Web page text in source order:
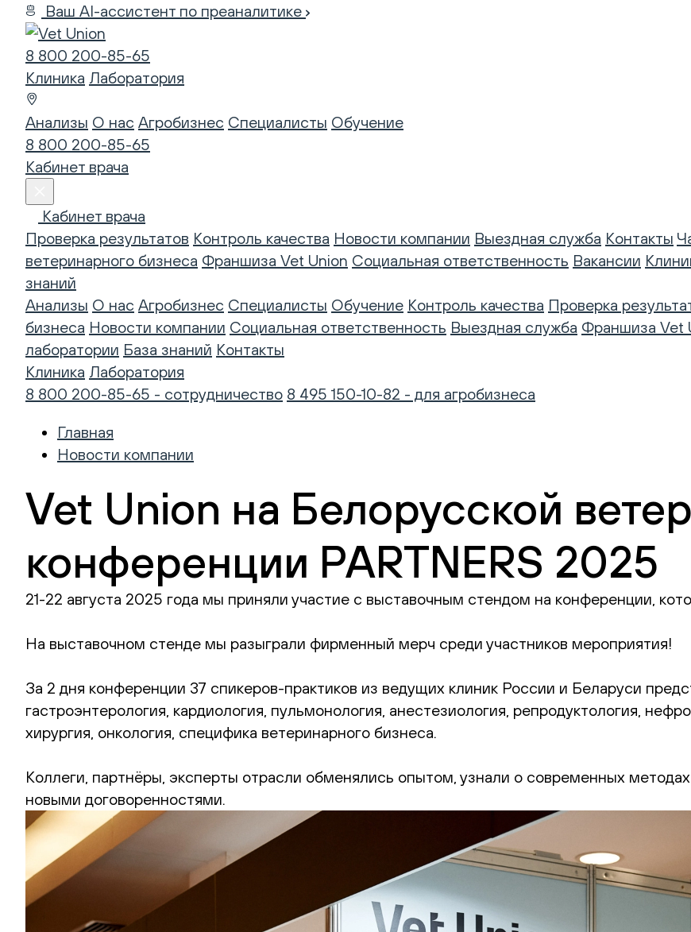
Ваш AI-ассистент по преаналитике
8 800 200-85-65
Клиника Лаборатория
Анализы О нас Агробизнес Специалисты Обучение
8 800 200-85-65
Кабинет врача
Кабинет врача
Проверка результатов Контроль качества Новости компании Выездная служба Контакты
ветеринарного бизнеса Франшиза Vet Union Социальная ответственность Вакансии
знаний
Анализы О нас Агробизнес Специалисты Обучение Контроль качества Проверка
бизнеса Новости компании Социальная ответственность Выездная служба Франшиза Vet
лаборатории База знаний Контакты
Клиника Лаборатория
8 800 200-85-65 - сотрудничество 8 495 150-10-82 - для агробизнеса
Главная
Новости компании
Vet Union на Белорусской
конференции PARTNERS 2025
21-22 августа 2025 года мы приняли участие с выставочным стендом на конференции,
На выставочном стенде мы разыграли фирменный мерч среди участников мероприятия!
За 2 дня конференции 37 спикеров-практиков из ведущих клиник России и Беларуси
гастроэнтерология, кардиология, пульмонология, анестезиология, репродуктология,
хирургия, онкология, специфика ветеринарного бизнеса.
Коллеги, партнёры, эксперты отрасли обменялись опытом, узнали о современных
новыми договоренностями.